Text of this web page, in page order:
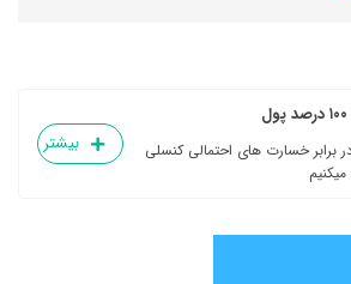
برابر خسارت های احتمالی کنسلی
بیشتر